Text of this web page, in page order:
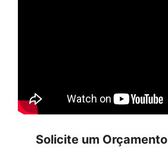
Solicite um Orçamento